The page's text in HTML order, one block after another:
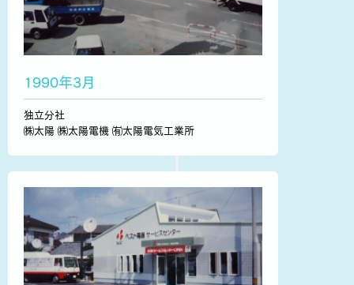
1990年3月
独立分社
㈱太陽 ㈱太陽電機 ㈲太陽電気工業所